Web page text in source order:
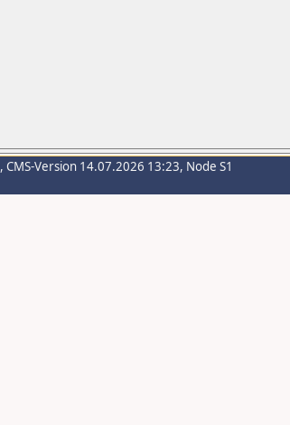
, CMS-Version 14.07.2026 13:23, Node S1